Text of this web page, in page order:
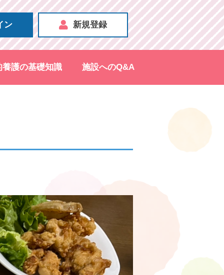
ン 新規登録
養護の基礎知識 施設へのQ&A